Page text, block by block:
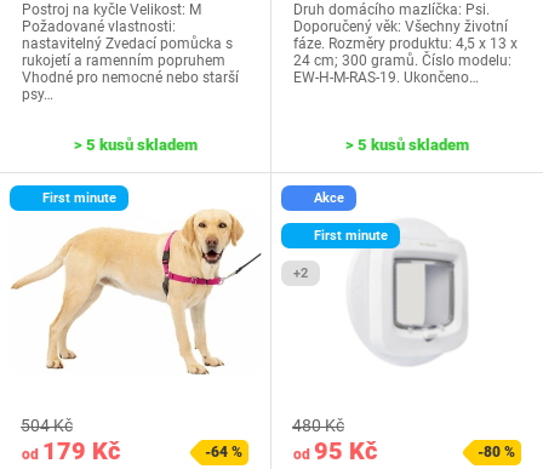
Postroj na kyčle Velikost: M
Požadované vlastnosti:
nastavitelný Zvedací pomůcka s
rukojetí a ramenním popruhem
Vhodné pro nemocné nebo starší
psy…
> 5 kusů skladem
Druh domácího mazlíčka: Psi.
Doporučený věk: Všechny životní
fáze. Rozměry produktu: 4,5 x 13 x
24 cm; 300 gramů. Číslo modelu:
EW-H-M-RAS-19. Ukončeno…
> 5 kusů skladem
First minute
od 179 Kč
504 Kč
-64 %
Akce
First minute
+2
od 95 Kč
480 Kč
-80 %